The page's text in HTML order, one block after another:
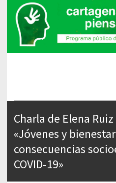
Charla de Elena
«Jóvenes y
consecuencias
COVID-19»